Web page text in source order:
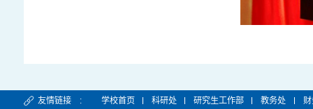
友情链接 : 学校首页 科研处 研究生工作部 教务处